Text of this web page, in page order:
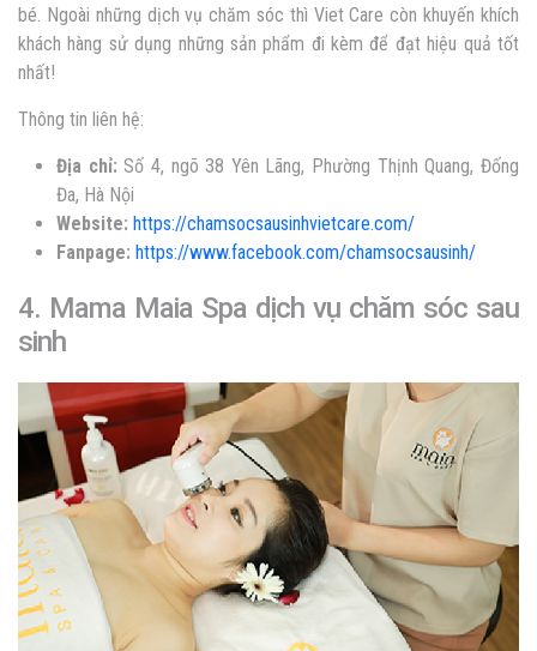
bé. Ngoài những dịch vụ chăm sóc thì Viet Care còn khuyến khích
khách hàng sử dụng những sản phẩm đi kèm để đạt hiệu quả tốt
nhất!
Thông tin liên hệ:
Địa chỉ: Số 4, ngõ 38 Yên Lãng, Phường Thịnh Quang, Đống
Đa, Hà Nội
Website: https://chamsocsausinhvietcare.com/
Fanpage: https://www.facebook.com/chamsocsausinh/
4. Mama Maia Spa dịch vụ chăm sóc sau
sinh